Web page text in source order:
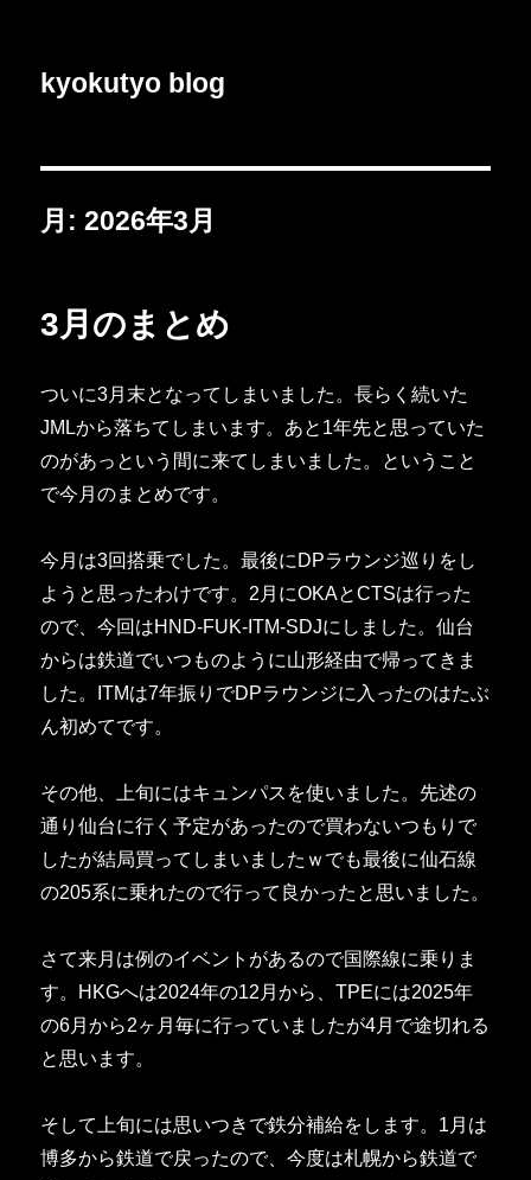
kyokutyo blog
月:2026年3月
3月のまとめ
ついに3月末となってしまいました。長らく続いた
JMLから落ちてしまいます。あと1年先と思っていた
のがあっという間に来てしまいました。ということ
で今月のまとめです。
今月は3回搭乗でした。最後にDPラウンジ巡りをし
ようと思ったわけです。2月にOKAとCTSは行った
ので、今回はHND-FUK-ITM-SDJにしました。仙台
からは鉄道でいつものように山形経由で帰ってきま
した。ITMは7年振りでDPラウンジに入ったのはたぶ
ん初めてです。
その他、上旬にはキュンパスを使いました。先述の
通り仙台に行く予定があったので買わないつもりで
したが結局買ってしまいましたｗでも最後に仙石線
の205系に乗れたので行って良かったと思いました。
さて来月は例のイベントがあるので国際線に乗りま
す。HKGへは2024年の12月から、TPEには2025年
の6月から2ヶ月毎に行っていましたが4月で途切れる
と思います。
そして上旬には思いつきで鉄分補給をします。1月は
博多から鉄道で戻ったので、今度は札幌から鉄道で